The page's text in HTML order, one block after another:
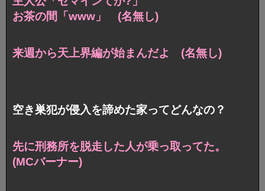
お茶の間「www」 (名無し)
来週から天上界編が始まんだよ (名無し)
空き巣犯が侵入を諦めた家ってどんなの？
先に刑務所を脱走した人が乗っ取ってた。
(MCバーナー)